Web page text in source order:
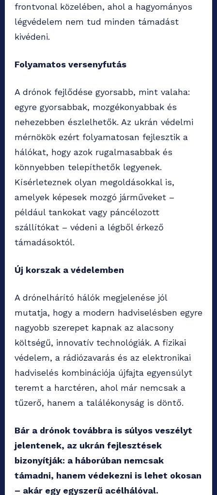
frontvonal közelében, ahol a hagyományos
légvédelem nem tud minden támadást
kivédeni.
Folyamatos versenyfutás
A drónok fejlődése gyorsabb, mint valaha:
egyre gyorsabbak, mozgékonyabbak és
nehezebben észlelhetők. Az ukrán védelmi
mérnökök ezért folyamatosan fejlesztik a
hálókat, hogy azok rugalmasabbak és
könnyebben telepíthetők legyenek.
Kísérleteznek olyan megoldásokkal is,
amelyek képesek mozgó járműveket –
például tankokat vagy páncélozott
szállítókat – védeni a légből érkező
támadásoktól.
Új korszak a védelemben
A drónelhárító hálók megjelenése jól
mutatja, hogy a modern hadviselésben egyre
nagyobb szerepet kapnak az alacsony
költségű, innovatív technológiák. A fizikai
védelem, a rádiózavarás és az elektronikai
hadviselés kombinációja újfajta egyensúlyt
teremt a harctéren, ahol már nemcsak a
tűzerő, hanem a találékonyság is döntő.
Bár a drónok továbbra is súlyos veszélyt
jelentenek, az ukrán fejlesztések
bizonyítják: a háborúban nemcsak
támadni, hanem védekezni is lehet okosan
– akár egy egyszerű acélhálóval.